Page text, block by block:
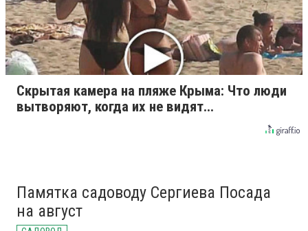
Скрытая камера на пляже Крыма: Что люди
вытворяют, когда их не видят...
Памятка садоводу Сергиева Посада
на август